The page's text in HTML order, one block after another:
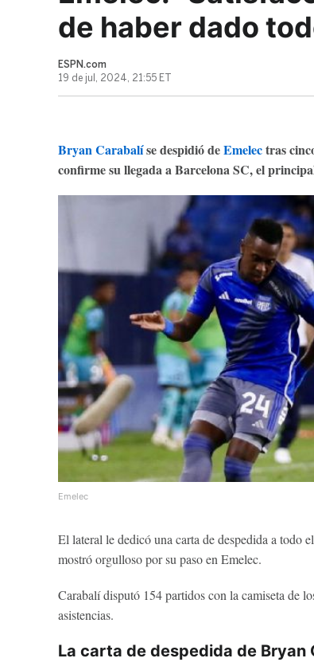
de haber dado
ESPN.com
19 de jul, 2024, 21:55 ET
Bryan Carabalíse despidió deEmelectras
confirme su llegada a Barcelona SC, el
Emelec
El lateral le dedicó una carta de despedida a todo
mostró orgulloso por su paso en Emelec.
Carabalí disputó 154 partidos con la camiseta de
asistencias.
La carta de despedida de Bryan